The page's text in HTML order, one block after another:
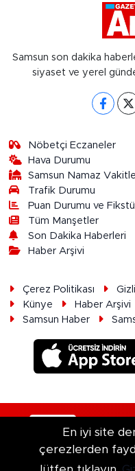
Samsun son dakika
siyaset ve yerel
Nöbetçi Eczaneler
Hava Durumu
Samsun Namaz
Trafik Durumu
Puan Durumu ve
Tüm Manşetler
Son Dakika Haberleri
Haber Arşivi
Çerez Politikası
Künye
Haber Arşivi
Samsun Haber
RSS
Haber
En iyi site
çerezlerden